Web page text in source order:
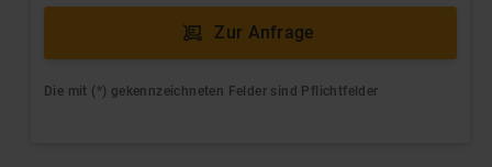
Zur Anfrage
Die mit (*) gekennzeichneten Felder sind Pflichtfelder